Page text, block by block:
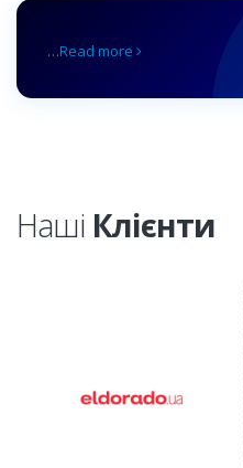
…Read more
Наші Клієнти